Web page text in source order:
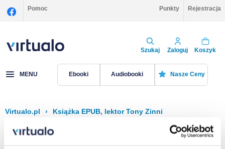
Pomoc Punkty Rejestracja
Szukaj Zaloguj Koszyk
MENU Ebooki Audiobooki Nasze Ceny
Virtualo.pl › Książka EPUB, lektor Tony Zinni
Filtruj Sortuj